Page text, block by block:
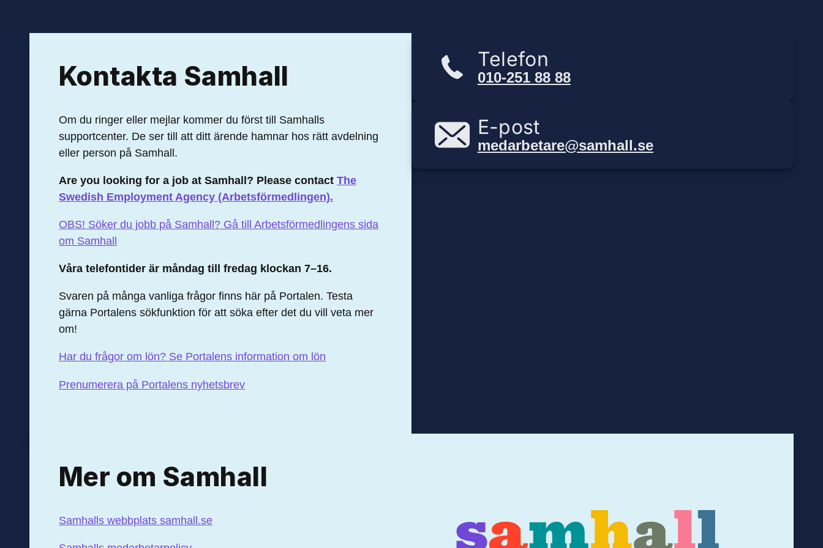
Kontakta Samhall
Om du ringer eller mejlar kommer du först till Samhalls
supportcenter. De ser till att ditt ärende hamnar hos rätt avdelning
eller person på Samhall.
Are you looking for a job at Samhall? Please contact The
Swedish Employment Agency (Arbetsförmedlingen).
OBS! Söker du jobb på Samhall? Gå till Arbetsförmedlingens sida
om Samhall
Våra telefontider är måndag till fredag klockan 7–16.
Svaren på många vanliga frågor finns här på Portalen. Testa
gärna Portalens sökfunktion för att söka efter det du vill veta mer
om!
Har du frågor om lön? Se Portalens information om lön
Prenumerera på Portalens nyhetsbrev
Telefon
010-251 88 88
E-post
medarbetare@samhall.se
Mer om Samhall
Samhalls webbplats samhall.se